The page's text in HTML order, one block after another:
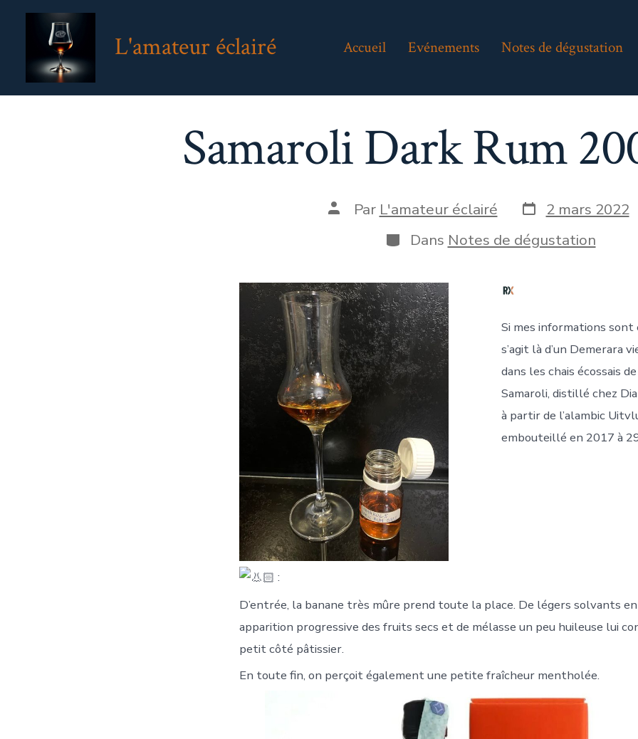
Aller
L'amateur éclairé Accueil Evénements Notes de dégustation
Samaroli Dark Rum
Auteur
publication
Par L'amateur éclairé Date
de
publication
2 mars 2022
Catégories
Dans Notes de dégustation
Si mes informations sont
s’agit là d’un Demerara
dans les chais écossais
Samaroli, distillé chez
à partir de l’alambic
embouteillé en 2017 à
:
D’entrée, la banane très mûre prend toute la place. De légers solvants
apparition progressive des fruits secs et de mélasse un peu huileuse lui
petit côté pâtissier.
En toute fin, on perçoit également une petite fraîcheur mentholée.